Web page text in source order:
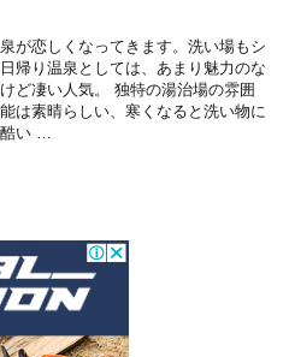
が恋しくなってきます。洗い場もシ
帰り温泉としては、あまり魅力のな
ど凄い人気。 独特の湯治場の雰囲
は素晴らしい、寒くなると洗い物に
酷い …